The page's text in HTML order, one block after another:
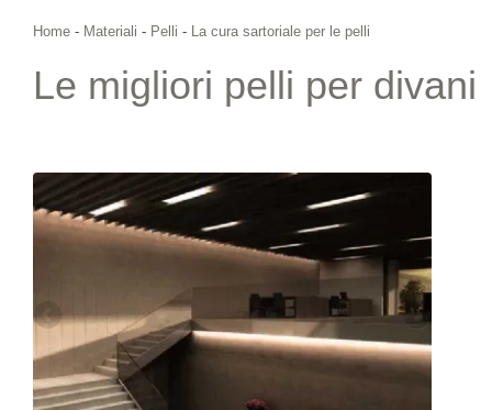
Home - Materiali - Pelli - La cura sartoriale per le pelli
Le migliori pelli per divani